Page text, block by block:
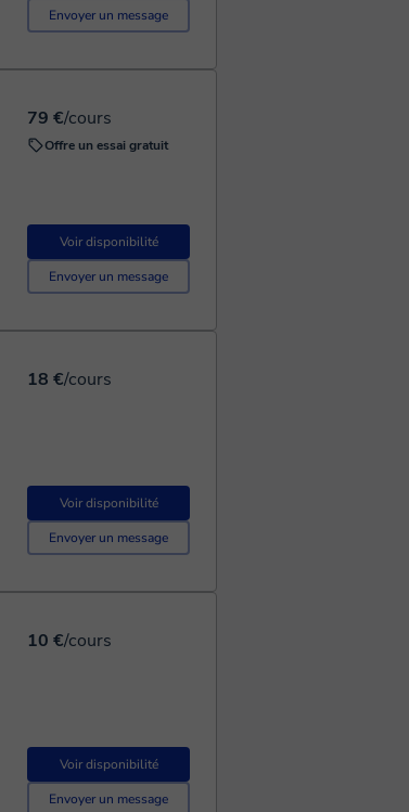
Envoyer un message
79 €/cours
Offre un essai gratuit
Voir disponibilité
Envoyer un message
18 €/cours
Voir disponibilité
Envoyer un message
10 €/cours
Voir disponibilité
Envoyer un message